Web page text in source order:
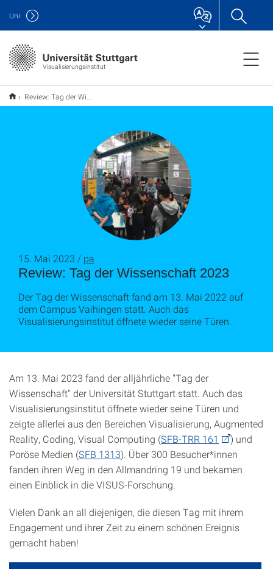
Visualisierungsinstitut
Uni
Review: Tag der Wissenschaft 2023
Review: Tag der Wissenschaft 2023
15. Mai 2023 / pa
Der Tag der Wissenschaft fand am 13. Mai 2022 auf
dem Campus Vaihingen statt. Auch das
Visualisierungsinstitut öffnete wieder seine Türen.
Am 13. Mai 2023 fand der alljährliche "Tag der
Wissenschaft" der Universität Stuttgart statt. Auch das
Visualisierungsinstitut öffnete wieder seine Türen und
zeigte allerlei aus den Bereichen Visualisierung, Augmented
Reality, Coding, Visual Computing (SFB-TRR 161
) und
Poröse Medien (SFB 1313). Über 300 Besucher*innen
fanden ihren Weg in den Allmandring 19 und bekamen
einen Einblick in die VISUS-Forschung.
Vielen Dank an all diejenigen, die diesen Tag mit ihrem
Engagement und ihrer Zeit zu einem schönen Ereignis
gemacht haben!